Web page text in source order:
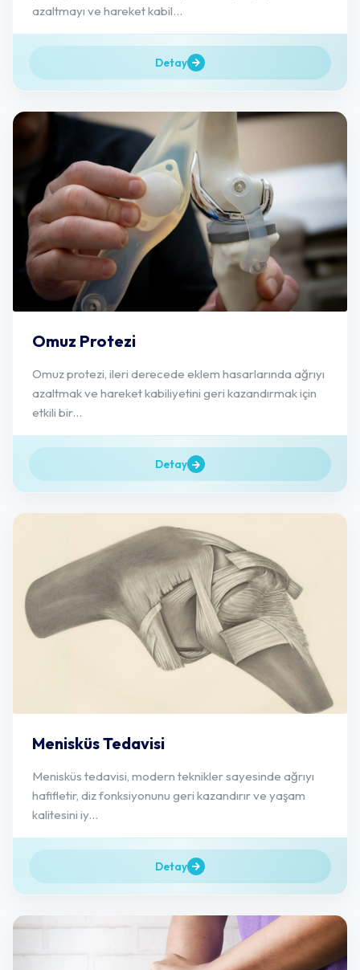
azaltmayı ve hareket kabil...
Detay
Omuz Protezi
Omuz protezi, ileri derecede eklem hasarlarında ağrıyı
azaltmak ve hareket kabiliyetini geri kazandırmak için
etkili bir...
Detay
Menisküs Tedavisi
Menisküs tedavisi, modern teknikler sayesinde ağrıyı
hafifletir, diz fonksiyonunu geri kazandırır ve yaşam
kalitesini iy...
Detay